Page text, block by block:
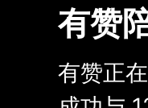
有赞
有赞正